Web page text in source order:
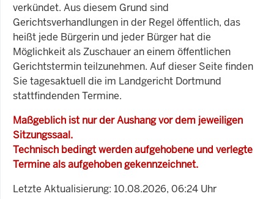
verkündet. Aus diesem Grund sind
Gerichtsverhandlungen in der Regel öffentlich, das
heißt jede Bürgerin und jeder Bürger hat die
Möglichkeit als Zuschauer an einem öffentlichen
Gerichtstermin teilzunehmen. Auf dieser Seite finden
Sie tagesaktuell die im Landgericht Dortmund
stattfindenden Termine.
Maßgeblich ist nur der Aushang vor dem jeweiligen
Sitzungssaal.
Technisch bedingt werden aufgehobene und verlegte
Termine als aufgehoben gekennzeichnet.
Letzte Aktualisierung: 10.08.2026, 06:24 Uhr